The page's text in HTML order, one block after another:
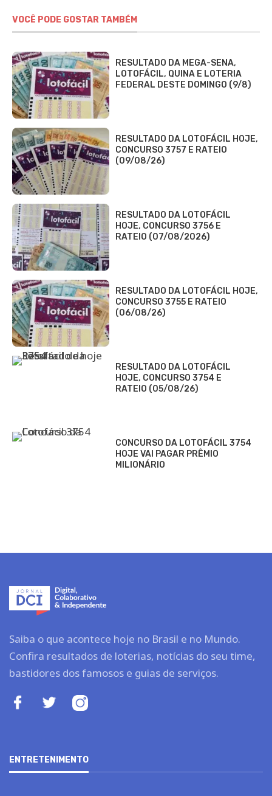
VOCÊ PODE GOSTAR TAMBÉM
RESULTADO DA MEGA-SENA,
LOTOFÁCIL, QUINA E LOTERIA
FEDERAL DESTE DOMINGO (9/8)
RESULTADO DA LOTOFÁCIL HOJE,
CONCURSO 3757 E RATEIO
(09/08/26)
RESULTADO DA LOTOFÁCIL
HOJE, CONCURSO 3756 E
RATEIO (07/08/2026)
RESULTADO DA LOTOFÁCIL HOJE,
CONCURSO 3755 E RATEIO
(06/08/26)
RESULTADO DA LOTOFÁCIL
HOJE, CONCURSO 3754 E
RATEIO (05/08/26)
CONCURSO DA LOTOFÁCIL 3754
HOJE VAI PAGAR PRÊMIO
MILIONÁRIO
Saiba o que acontece hoje no Brasil e no Mundo.
Confira resultados de loterias, notícias do seu time,
bastidores dos famosos e guias de serviços.
ENTRETENIMENTO